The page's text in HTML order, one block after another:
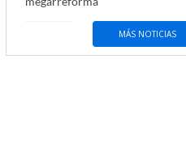
MÁS NOTICIAS